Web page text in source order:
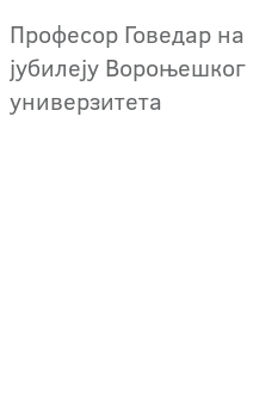
Професор Говедар на
јубилеју Вороњешког
универзитета